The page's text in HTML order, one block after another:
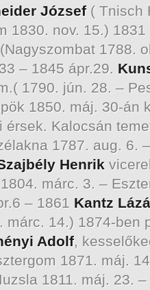
József( Tnisch
1830. nov. 15.)
1788.
– 1845 ápr.29.
1790. jún. 28. –
1850. máj. 30-án
érsek. Kalocsán
1787. aug. 6.
Henrik
márc. 3. –
– 1861 Kantz
márc. 14.) 1874-ben
Adolf,
Esztergom 1871.
1811. máj. 23.